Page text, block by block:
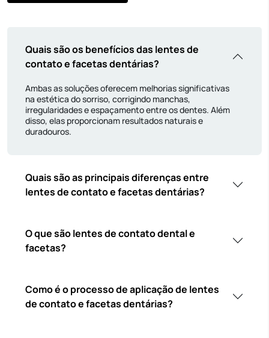
Quais são os benefícios das lentes de
contato e facetas dentárias?
Ambas as soluções oferecem melhorias significativas
na estética do sorriso, corrigindo manchas,
irregularidades e espaçamento entre os dentes. Além
disso, elas proporcionam resultados naturais e
duradouros.
Quais são as principais diferenças entre
lentes de contato e facetas dentárias?
O que são lentes de contato dental e
facetas?
Como é o processo de aplicação de lentes
de contato e facetas dentárias?